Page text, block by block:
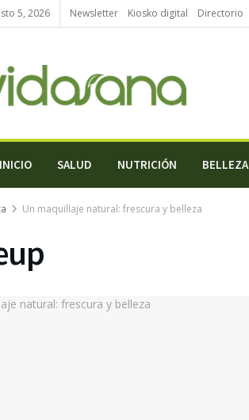
5, 2026 Newsletter Kiosko digital Directorio
INICIO SALUD NUTRICIÓN BELLEZA
Un maquillaje natural: frescura y belleza